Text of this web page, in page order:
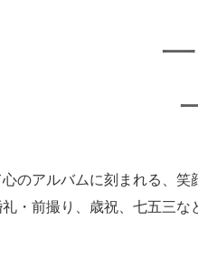
のアルバムに刻まれる、
礼・前撮り、歳祝、七五三